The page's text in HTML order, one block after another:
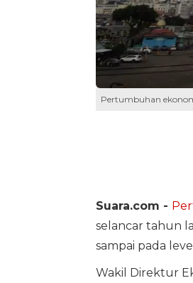
Pertumbuhan
Suara.com -
selancar tahun
sampai pada
Wakil Direktur